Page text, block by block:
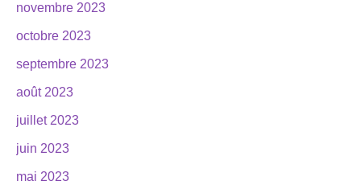
novembre 2023
octobre 2023
septembre 2023
août 2023
juillet 2023
juin 2023
mai 2023